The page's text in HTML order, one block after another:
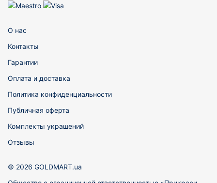
О нас
Контакты
Гарантии
Оплата и доставка
Политика конфиденциальности
Публичная оферта
Комплекты украшений
Отзывы
© 2026 GOLDMART.ua